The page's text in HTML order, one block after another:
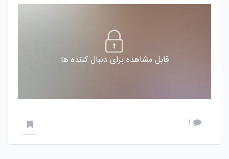
قابل مشاهده برای دنبال کننده ها
1